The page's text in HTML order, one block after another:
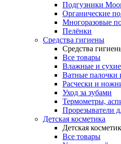
Подгузники
Органические
Многоразовые
Пелёнки
Средства гигиены
Средства
Все товары
Влажные и сухие
Ватные палочки
Расчески и
Уход за зубами
Термометры,
Прорезыватели
Детская косметика
Детская
Все товары